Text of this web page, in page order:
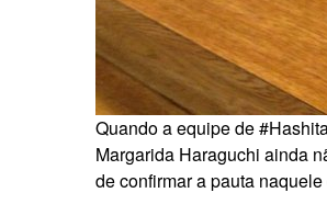
Quando a equipe de
Margarida Haraguchi ainda
de confirmar a pauta naquele